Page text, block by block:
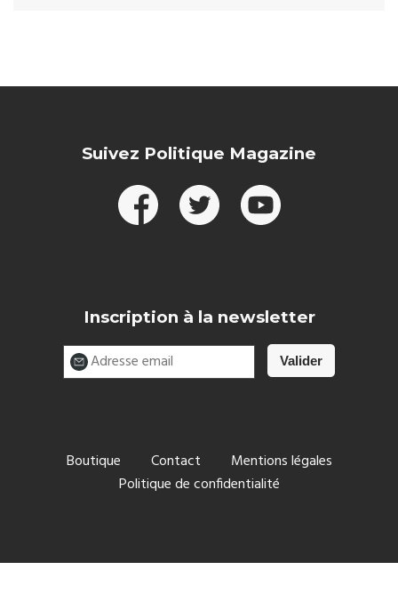
Suivez Politique Magazine
Inscription à la newsletter
Boutique Contact
Mentions légales
Politique de confidentialité